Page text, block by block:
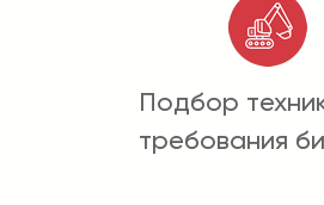
Подбор
требования